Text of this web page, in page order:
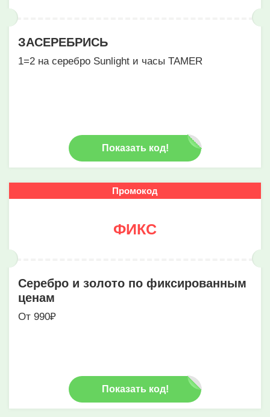
ЗАСЕРЕБРИСЬ
1=2 на серебро Sunlight и часы TAMER
Показать код!
Промокод
ФИКС
Серебро и золото по фиксированным
ценам
От 990₽
Показать код!